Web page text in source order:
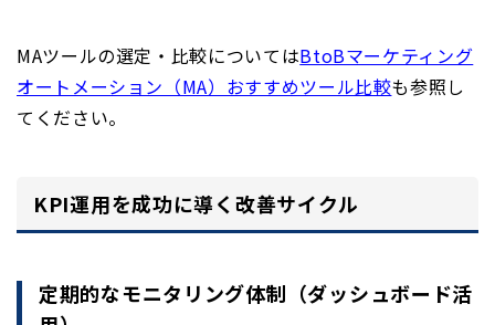
MAツールの選定・比較についてはBtoBマーケティング
オートメーション（MA）おすすめツール比較も参照し
てください。
KPI運用を成功に導く改善サイクル
定期的なモニタリング体制（ダッシュボード活